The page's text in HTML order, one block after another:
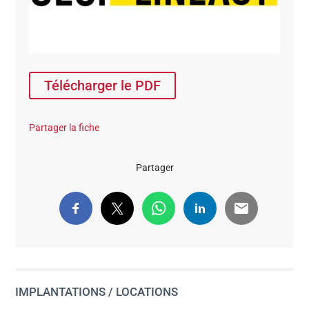
Télécharger le PDF
Partager la fiche
Partager
IMPLANTATIONS / LOCATIONS